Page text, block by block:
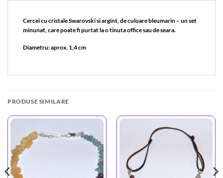
Cercei cu cristale Swarovski si argint, de culoare bleumarin – un set
minunat, care poate fi purtat la o tinuta office sau de seara.
Diametru: aprox. 1,4 cm
PRODUSE SIMILARE